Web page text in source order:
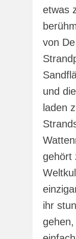
etwas
von
und
laden
gehört
ihr